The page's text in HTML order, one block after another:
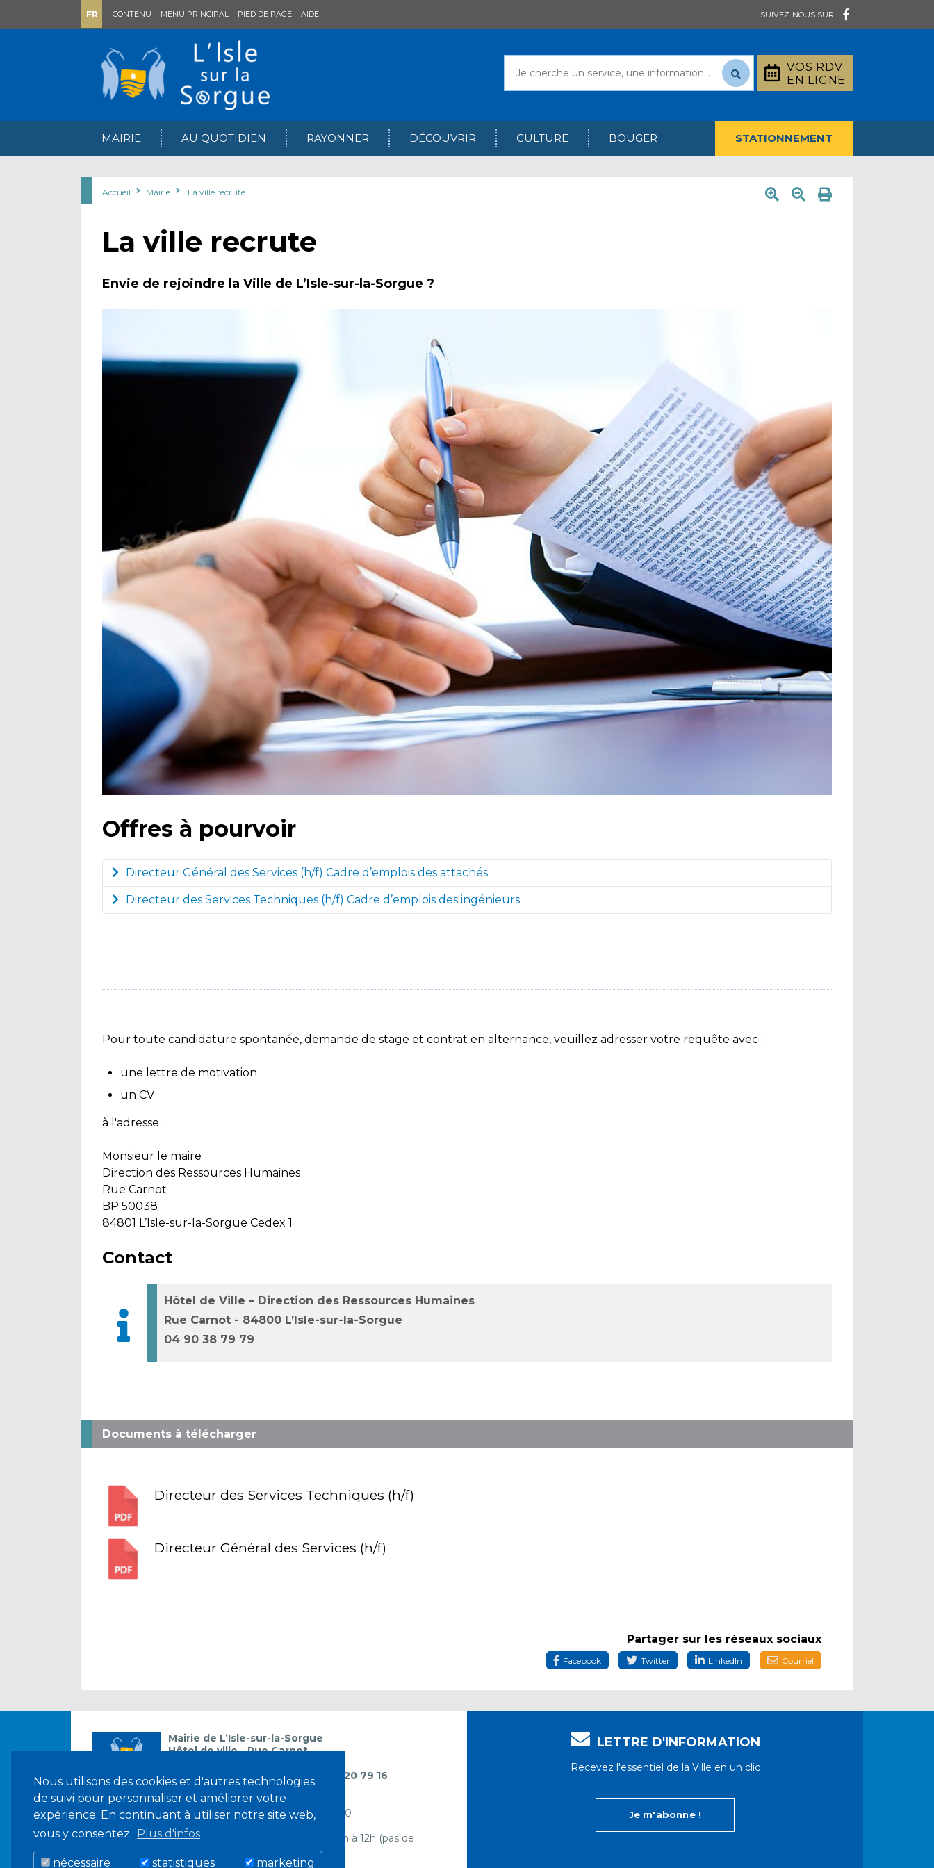
Nous utilisons des cookies et d'autres technologies
de suivi pour personnaliser et améliorer votre
expérience. En continuant à utiliser notre site web,
vous y consentez. Plus d'infos
nécessaire statistiques marketing
FR CONTENU MENU PRINCIPAL PIED DE PAGE AIDE SUIVEZ-NOUS SUR
VOS RDV
EN LIGNE
STATIONNEMENT
MAIRIE AU QUOTIDIEN RAYONNER DÉCOUVRIR CULTURE BOUGER
Accueil Mairie La ville recrute
La ville recrute
Envie de rejoindre la Ville de L’Isle-sur-la-Sorgue ?
Offres à pourvoir
Directeur Général des Services (h/f) Cadre d’emplois des attachés
Directeur des Services Techniques (h/f) Cadre d’emplois des ingénieurs
Pour toute candidature spontanée, demande de stage et contrat en alternance, veuillez adresser votre requête avec :
une lettre de motivation
un CV
à l'adresse :
Monsieur le maire
Direction des Ressources Humaines
Rue Carnot
BP 50038
84801 L’Isle-sur-la-Sorgue Cedex 1
Contact
Hôtel de Ville – Direction des Ressources Humaines
Rue Carnot - 84800 L’Isle-sur-la-Sorgue
04 90 38 79 79
Documents à télécharger
Directeur des Services Techniques (h/f)
Directeur Général des Services (h/f)
Partager sur les réseaux sociaux
Facebook Twitter LinkedIn Courriel
Mairie de L’Isle-sur-la-Sorgue
Hôtel de ville - Rue Carnot
Tél : 04 90 38 06 45 - Fax : 04 90 20 79 16
Horaires :
Du lundi au vendredi de 8h30 à 12h30
et de 13h30 à 17h30
et le troisième samedi du mois de 9h à 12h (pas de
permanence en juillet et août)
LETTRE D'INFORMATION
Recevez l'essentiel de la Ville en un clic
Je m'abonne !